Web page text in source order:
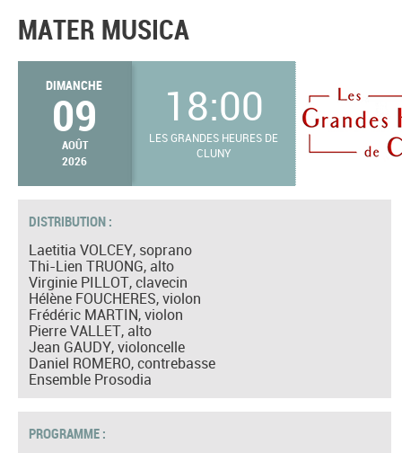
MATER MUSICA
DIMANCHE
09
AOÛT
2026
18:00
LES GRANDES HEURES DE
CLUNY
DISTRIBUTION :
Laetitia VOLCEY, soprano
Thi-Lien TRUONG, alto
Virginie PILLOT, clavecin
Hélène FOUCHERES, violon
Frédéric MARTIN, violon
Pierre VALLET, alto
Jean GAUDY, violoncelle
Daniel ROMERO, contrebasse
Ensemble Prosodia
PROGRAMME :